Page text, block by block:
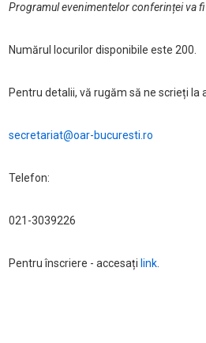
Programul evenimentelor conferinței va fi
Numărul locurilor disponibile este 200.
Pentru detalii, vă rugăm să ne scrieți la
secretariat@oar-bucuresti.ro
Telefon:
021-3039226
Pentru înscriere - accesați link.